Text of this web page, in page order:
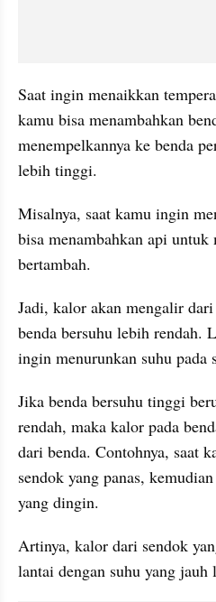
Saat ingin menaikkan
kamu bisa menambahkan
menempelkannya ke benda
lebih tinggi.
Misalnya, saat kamu ingin
bisa menambahkan api untuk
bertambah.
Jadi, kalor akan mengalir
benda bersuhu lebih rendah.
ingin menurunkan suhu pada
Jika benda bersuhu tinggi
rendah, maka kalor pada
dari benda. Contohnya, saat
sendok yang panas,
yang dingin.
Artinya, kalor dari sendok
lantai dengan suhu yang jauh